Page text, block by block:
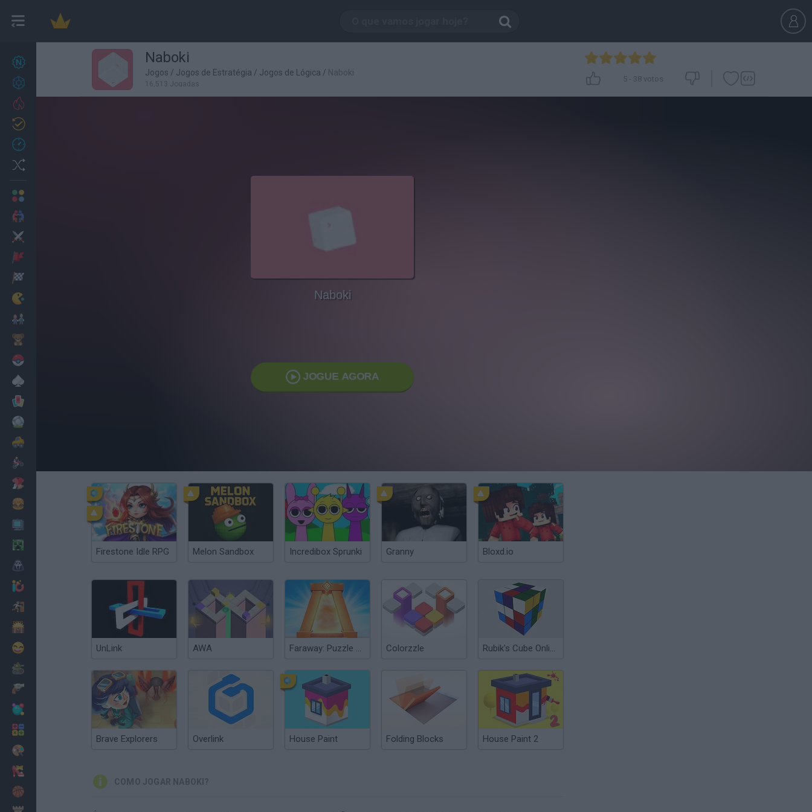
Naboki
Jogos / Jogos de Estratégia / Jogos de Lógica / Naboki
16,513 Jogadas
5- 38 votos
Naboki
JOGUE AGORA
Firestone Idle RPG Melon Sandbox Incredibox Sprunki Granny Bloxd.io
UnLink AWA Faraway: Puzzle Escape Colorzzle Rubik's Cube Online
Brave Explorers Overlink House Paint Folding Blocks House Paint 2
COMO JOGAR NABOKI?